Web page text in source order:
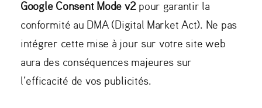
Google Consent Mode v2pour garantir la
conformité au DMA (Digital Market Act). Ne pas
intégrer cette mise à jour sur votre site web
aura des conséquences majeures sur
l’efficacité de vos publicités.